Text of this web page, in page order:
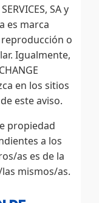
SA y
es marca
o
Igualmente,
en los sitios
este aviso.
propiedad
a los
as es de la
mismos/as.